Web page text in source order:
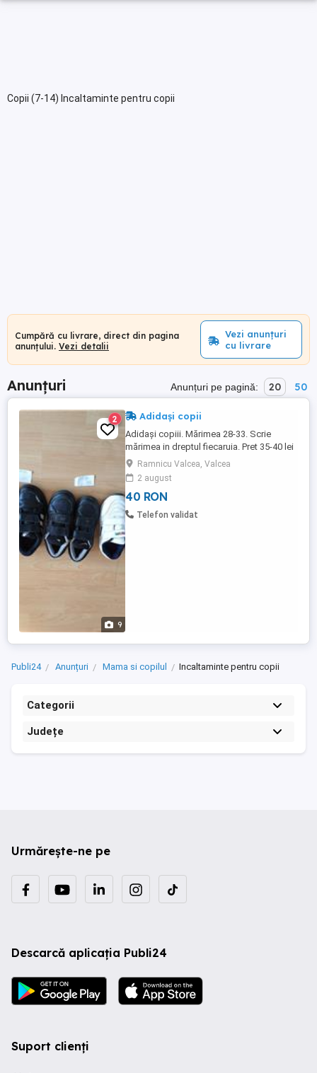
Copii (7-14) Incaltaminte pentru copii
Cumpără cu livrare, direct din pagina
anunțului. Vezi detalii
Vezi anunțuri
cu livrare
Anunțuri Anunțuri pe pagină: 20 50
9
2 Adidași copii
Adidași copiii. Mărimea 28-33. Scrie
mărimea in dreptul fiecaruia. Pret 35-40 lei
Ramnicu Valcea, Valcea
2 august
40 RON
Telefon validat
Publi24 Anunțuri Mama si copilul Incaltaminte pentru copii
Categorii
Județe
Urmărește-ne pe
Descarcă aplicația Publi24
Suport clienți